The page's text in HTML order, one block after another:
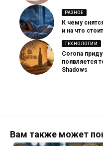
РАЗНОЕ
К чему
и на что
ТЕХНОЛОГИИ
Corona
появляется
Shadows
Вам также может